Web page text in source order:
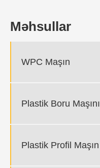
Məhsullar
WPC Maşın
Plastik Boru Maşını
Plastik Profil Maşın